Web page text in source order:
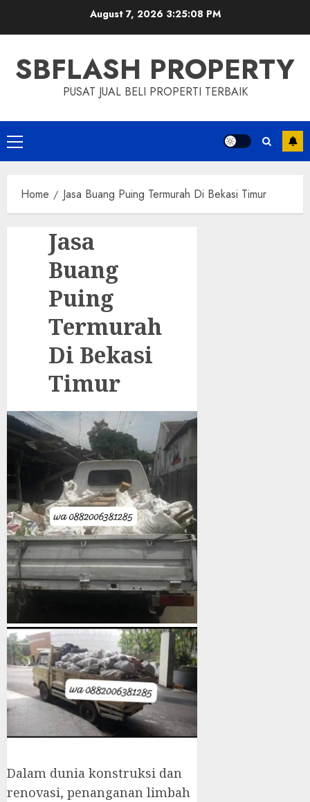
August 7, 2026 3:25:09 PM
SBFLASH PROPERTY
PUSAT JUAL BELI PROPERTI TERBAIK
Primary
Menu
Home Jasa Buang Puing Termurah Di Bekasi Timur
Jasa
Buang
Puing
Termurah
Di Bekasi
Timur
Dalam dunia konstruksi dan
renovasi, penanganan limbah